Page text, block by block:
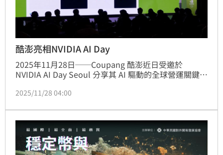
酷澎亮相NVIDIA AI Day
2025年11月28日──Coupang 酷澎近日受邀於
NVIDIA AI Day Seoul 分享其 AI 驅動的全球營運關鍵技
支撐龐大且可擴展的 AI 基礎設施，並持續為全球顧客
2025/11/28 04:00